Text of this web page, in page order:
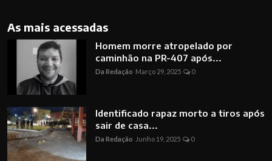
As mais acessadas
Homem morre atropelado por
caminhão na PR-407 após...
Da Redação Março 29, 2025 0
Identificado rapaz morto a tiros após
sair de casa...
Da Redação Junho 19, 2025 0